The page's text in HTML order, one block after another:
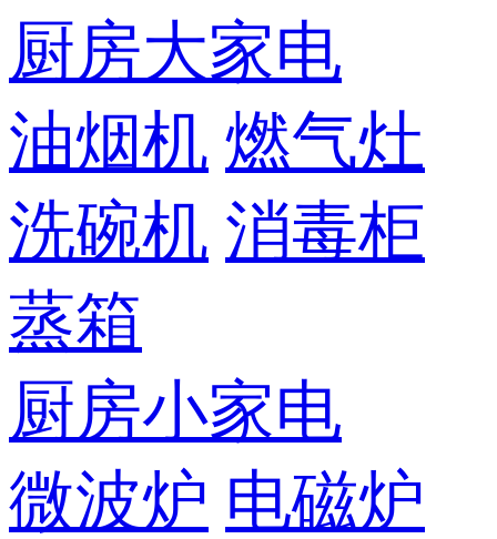
厨房大家电
油烟机 燃气灶
洗碗机 消毒柜
蒸箱
厨房小家电
微波炉 电磁炉